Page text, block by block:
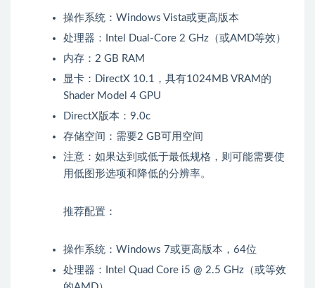
操作系统：Windows Vista或更高版本
处理器：Intel Dual-Core 2 GHz（或AMD等效）
内存：2 GB RAM
显卡：DirectX 10.1，具有1024MB VRAM的
Shader Model 4 GPU
DirectX版本：9.0c
存储空间：需要2 GB可用空间
注意：如果达到或低于最低规格，则可能需要使
用低图形选项和降低的分辨率。
推荐配置：
操作系统：Windows 7或更高版本，64位
处理器：Intel Quad Core i5 @ 2.5 GHz（或等效